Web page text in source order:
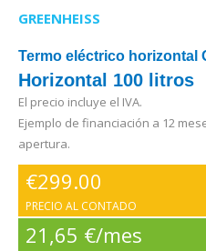
GREENHEISS
Termo eléctrico horizontal
Horizontal 100 litros
El precio incluye el IVA.
Ejemplo de financiación a 12
apertura.
€299.00
PRECIO AL CONTADO
21,65 €/mes